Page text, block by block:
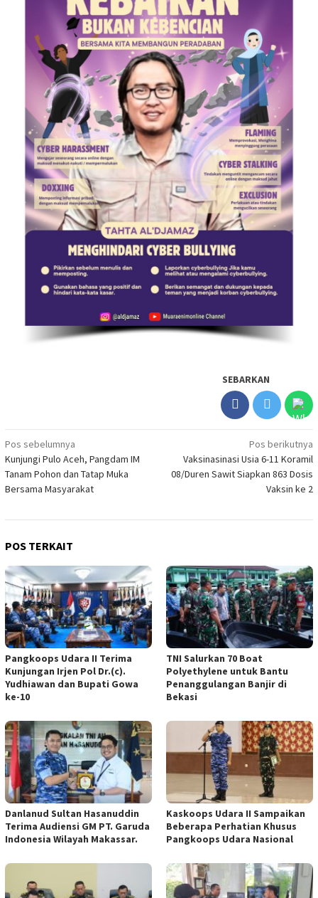
SEBARKAN
Navigasi
pos
Pos sebelumnya
Kunjungi Pulo Aceh, Pangdam IM
Tanam Pohon dan Tatap Muka
Bersama Masyarakat
Pos berikutnya
Vaksinasinasi Usia 6-11 Koramil
08/Duren Sawit Siapkan 863 Dosis
Vaksin ke 2
POS TERKAIT
Pangkoops Udara II Terima
Kunjungan Irjen Pol Dr.(c).
Yudhiawan dan Bupati Gowa
ke-10
TNI Salurkan 70 Boat
Polyethylene untuk Bantu
Penanggulangan Banjir di
Bekasi
Danlanud Sultan Hasanuddin
Terima Audiensi GM PT. Garuda
Indonesia Wilayah Makassar.
Kaskoops Udara II Sampaikan
Beberapa Perhatian Khusus
Pangkoops Udara Nasional